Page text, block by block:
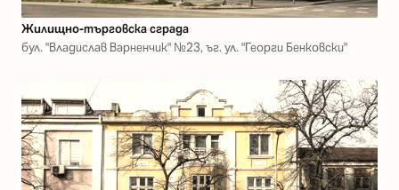
Жилищно-търговска сграда
бул. "Владислав Варненчик" №23, ъг. ул. "Георги Бенковски"